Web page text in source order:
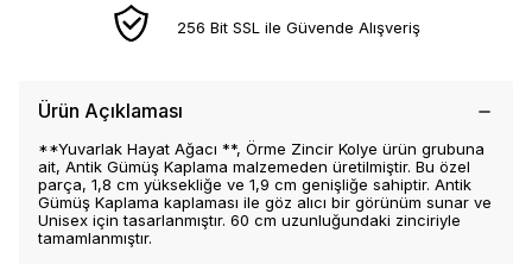
256 Bit SSL ile Güvende Alışveriş
Ürün Açıklaması
**Yuvarlak Hayat Ağacı **, Örme Zincir Kolye ürün grubuna
ait, Antik Gümüş Kaplama malzemeden üretilmiştir. Bu özel
parça, 1,8 cm yüksekliğe ve 1,9 cm genişliğe sahiptir. Antik
Gümüş Kaplama kaplaması ile göz alıcı bir görünüm sunar ve
Unisex için tasarlanmıştır. 60 cm uzunluğundaki zinciriyle
tamamlanmıştır.